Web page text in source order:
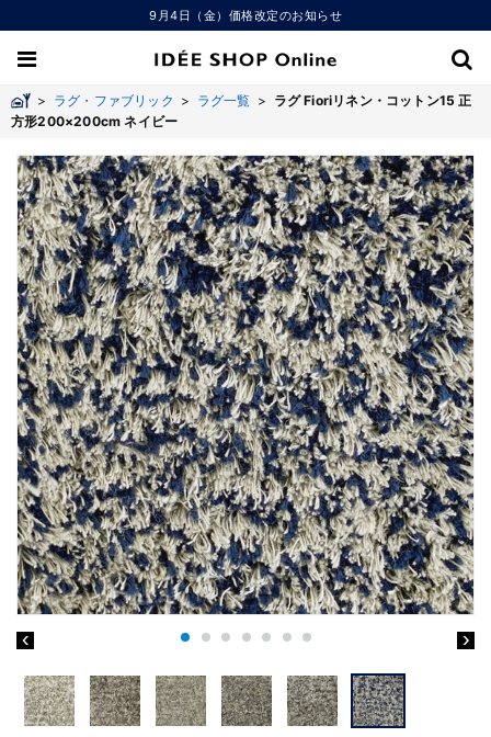
9月4日（金）価格改定のお知らせ
> ラグ・ファブリック > ラグ一覧 > ラグ Fioriリネン・コットン15 正
方形200×200cm ネイビー